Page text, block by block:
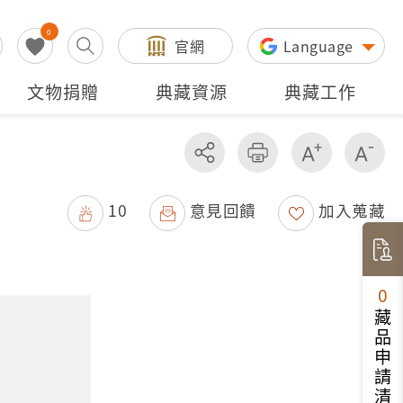
0
官網 Language
文物捐贈 典藏資源 典藏工作
分享 友善列印 增加字級
10 意見回饋 加入蒐藏
0
藏品申請清單